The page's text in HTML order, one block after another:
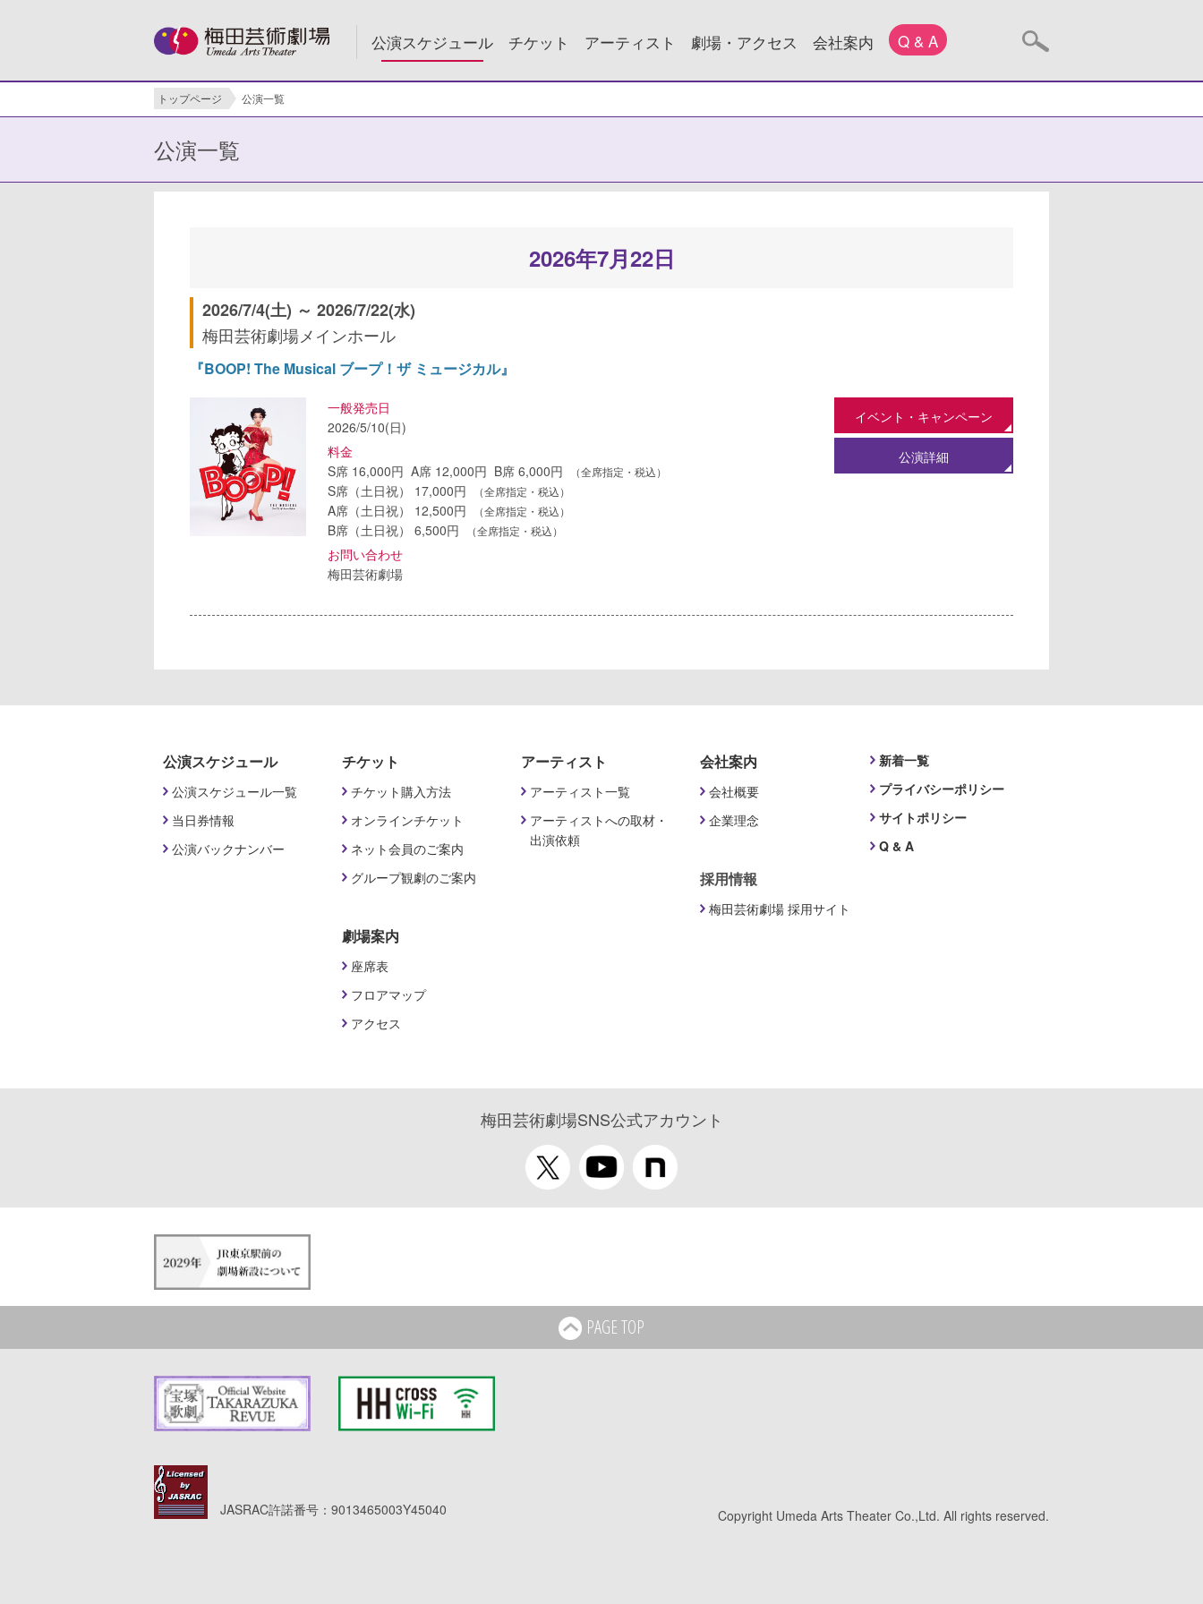
公演スケジュール チケット アーティスト 劇場・アクセス 会社案内 Q & A
トップページ 公演一覧
公演一覧
2026年7月22日
2026/7/4(土) ～ 2026/7/22(水)
梅田芸術劇場メインホール
『BOOP! The Musical ブープ！ザ ミュージカル』
一般発売日
2026/5/10(日)
料金
S席 16,000円 A席 12,000円 B席 6,000円
（全席指定・税込）
S席（土日祝） 17,000円 （全席指定・税込）
A席（土日祝） 12,500円 （全席指定・税込）
B席（土日祝） 6,500円 （全席指定・税込）
お問い合わせ
梅田芸術劇場
イベント・キャンペーン
公演詳細
公演スケジュール
公演スケジュール一覧
当日券情報
公演バックナンバー
チケット
チケット購入方法
オンラインチケット
ネット会員のご案内
グループ観劇のご案内
劇場案内
座席表
フロアマップ
アクセス
アーティスト
アーティスト一覧
アーティストへの取材・
出演依頼
会社案内
会社概要
企業理念
採用情報
梅田芸術劇場 採用サイト
新着一覧
プライバシーポリシー
サイトポリシー
Q & A
梅田芸術劇場SNS公式アカウント
PAGE TOP
JASRAC許諾番号：9013465003Y45040 Copyright Umeda Arts Theater Co.,Ltd. All rights reserved.